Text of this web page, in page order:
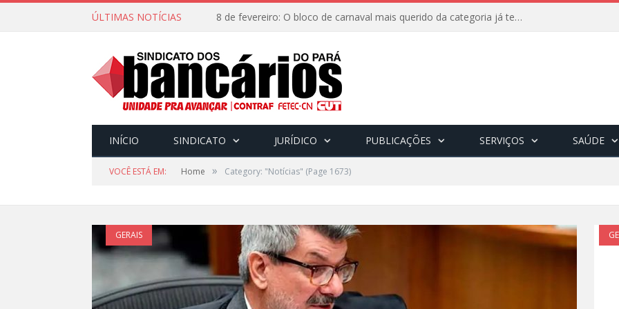
ÚLTIMAS NOTÍCIAS 8 de fevereiro: O bloco de carnaval mais querido da categoria já tem data. Vem pro CarnaBancários 2025!
INÍCIO SINDICATO JURÍDICO PUBLICAÇÕES SERVIÇOS SAÚDE
VOCÊ ESTÁ EM: Home » Category: "Notícias" (Page 1673)
GERAIS